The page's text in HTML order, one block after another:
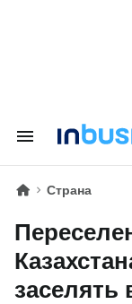
Страна
заселять